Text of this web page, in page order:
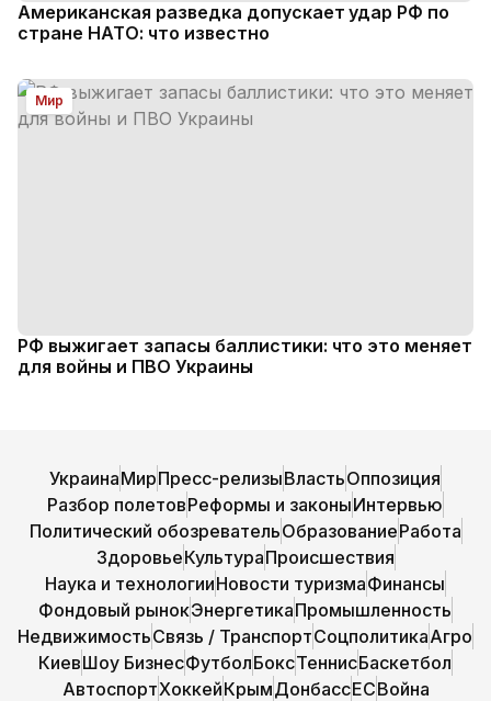
Американская разведка допускает удар РФ по
стране НАТО: что известно
Мир
РФ выжигает запасы баллистики: что это меняет
для войны и ПВО Украины
УкраинаМирПресс-релизыВластьОппозиция
Разбор полетовРеформы и законыИнтервью
Политический обозревательОбразованиеРабота
ЗдоровьеКультураПроисшествия
Наука и технологииНовости туризмаФинансы
Фондовый рынокЭнергетикаПромышленность
НедвижимостьСвязь / ТранспортСоцполитикаАгро
КиевШоу БизнесФутболБоксТеннисБаскетбол
АвтоспортХоккейКрымДонбассЕСВойна